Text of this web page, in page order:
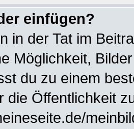
einfügen?
in der Tat im
Möglichkeit,
du zu einem
die Öffentlichkeit